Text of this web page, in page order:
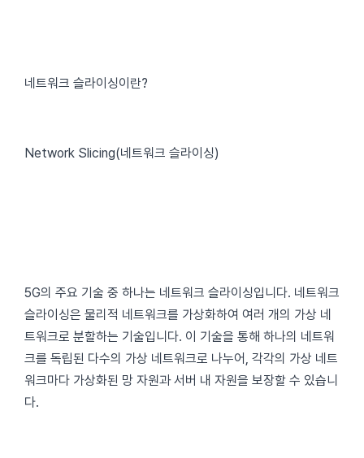
네트워크 슬라이싱이란?
Network Slicing(네트워크 슬라이싱)
5G의 주요 기술 중 하나는 네트워크 슬라이싱입니다. 네트워크
슬라이싱은 물리적 네트워크를 가상화하여 여러 개의 가상 네
트워크로 분할하는 기술입니다. 이 기술을 통해 하나의 네트워
크를 독립된 다수의 가상 네트워크로 나누어, 각각의 가상 네트
워크마다 가상화된 망 자원과 서버 내 자원을 보장할 수 있습니
다.